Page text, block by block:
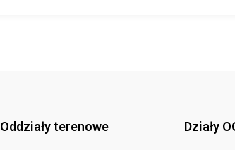
Oddziały terenowe Działy